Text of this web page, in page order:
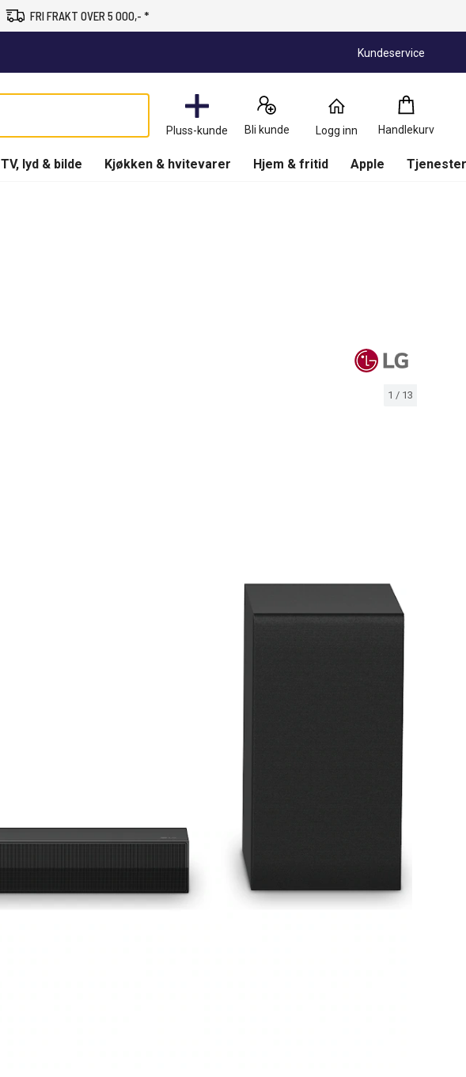
FRI FRAKT OVER 5 000,- *
Kundeservice
Pluss-kunde Bli kunde Logg inn Handlekurv
Handlekurv
0
Produkter
TV, lyd & bilde Kjøkken & hvitevarer Hjem & fritid Apple
1 / 13